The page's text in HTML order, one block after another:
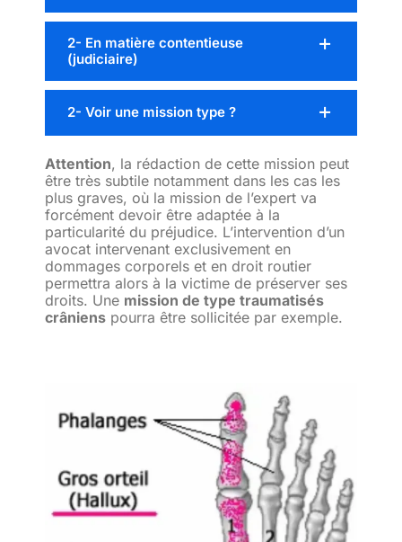
2- En matière contentieuse
(judiciaire)
2- Voir une mission type ?
Attention, la rédaction de cette mission peut
être très subtile notamment dans les cas les
plus graves, où la mission de l’expert va
forcément devoir être adaptée à la
particularité du préjudice. L’intervention d’un
avocat intervenant exclusivement en
dommages corporels et en droit routier
permettra alors à la victime de préserver ses
droits. Une mission de type traumatisés
crâniens pourra être sollicitée par exemple.